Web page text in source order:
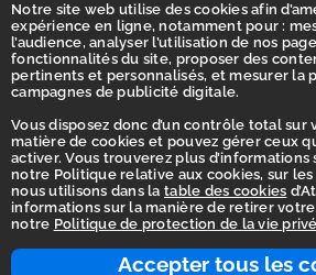
Accepter tous les
Notre site web utilise des cookies afin
expérience en ligne, notamment pour :
l’audience, analyser l’utilisation de nos
fonctionnalités du site, proposer des
pertinents et personnalisés, et mesurer la
campagnes de publicité digitale.
Vous disposez donc d’un contrôle total sur
matière de cookies et pouvez gérer ceux
activer. Vous trouverez plus d’informations
notre Politique relative aux cookies, sur
nous utilisons dans la table des cookies
informations sur la manière de retirer
notre Politique de protection de la vie
Accueil
Déclaration
Vie privée
Ligne d'intégrité